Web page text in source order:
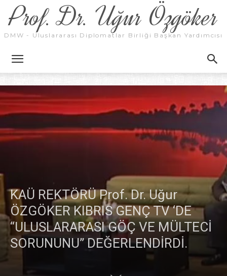
Prof. Dr. Uğur Özgöker
DMW - Uluslararası Diplomatlar Birliği Başkan Yardımcısı
KAÜ REKTÖRÜ Prof. Dr. Uğur
ÖZGÖKER KIBRIS GENÇ TV ‘DE
“ULUSLARARASI GÖÇ VE MÜLTECİ
SORUNUNU” DEĞERLENDİRDİ.